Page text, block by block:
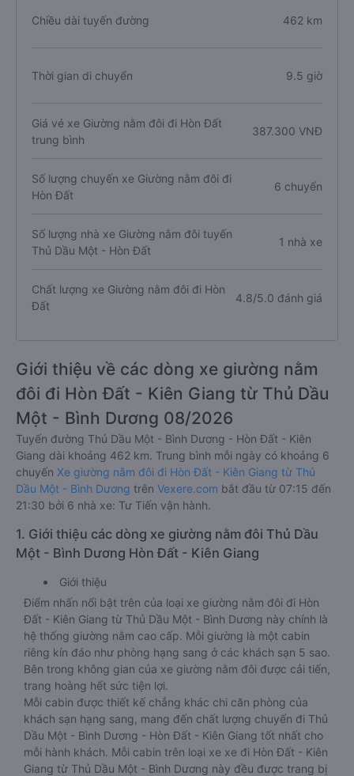
Chiều dài tuyến đường 462 km
Thời gian di chuyển 9.5 giờ
Giá vé xe Giường nằm đôi đi Hòn Đất
trung bình
387.300 VNĐ
Số lượng chuyến xe Giường nằm đôi đi
Hòn Đất
6 chuyến
Số lượng nhà xe Giường nằm đôi tuyến
Thủ Dầu Một - Hòn Đất
1 nhà xe
Chất lượng xe Giường nằm đôi đi Hòn
Đất
4.8/5.0 đánh giá
Giới thiệu về các dòng xe giường nằm
đôi đi Hòn Đất - Kiên Giang từ Thủ Dầu
Một - Bình Dương 08/2026
Tuyến đường Thủ Dầu Một - Bình Dương - Hòn Đất - Kiên
Giang dài khoảng 462 km. Trung bình mỗi ngày có khoảng 6
chuyến Xe giường nằm đôi đi Hòn Đất - Kiên Giang từ Thủ
Dầu Một - Bình Dương trên Vexere.com bắt đầu từ 07:15 đến
21:30 bởi 6 nhà xe: Tư Tiến vận hành.
1. Giới thiệu các dòng xe giường nằm đôi Thủ Dầu
Một - Bình Dương Hòn Đất - Kiên Giang
Giới thiệu
Điểm nhấn nổi bật trên của loại xe giường nằm đôi đi Hòn
Đất - Kiên Giang từ Thủ Dầu Một - Bình Dương này chính là
hệ thống giường nằm cao cấp. Mỗi giường là một cabin
riêng kín đáo như phòng hạng sang ở các khách sạn 5 sao.
Bên trong không gian của xe giường nằm đôi được cải tiến,
trang hoàng hết sức tiện lợi.
Mỗi cabin được thiết kế chẳng khác chi căn phòng của
khách sạn hạng sang, mang đến chất lượng chuyến đi Thủ
Dầu Một - Bình Dương - Hòn Đất - Kiên Giang tốt nhất cho
mỗi hành khách. Mỗi cabin trên loại xe xe đi Hòn Đất - Kiên
Giang từ Thủ Dầu Một - Bình Dương này đều được trang bị